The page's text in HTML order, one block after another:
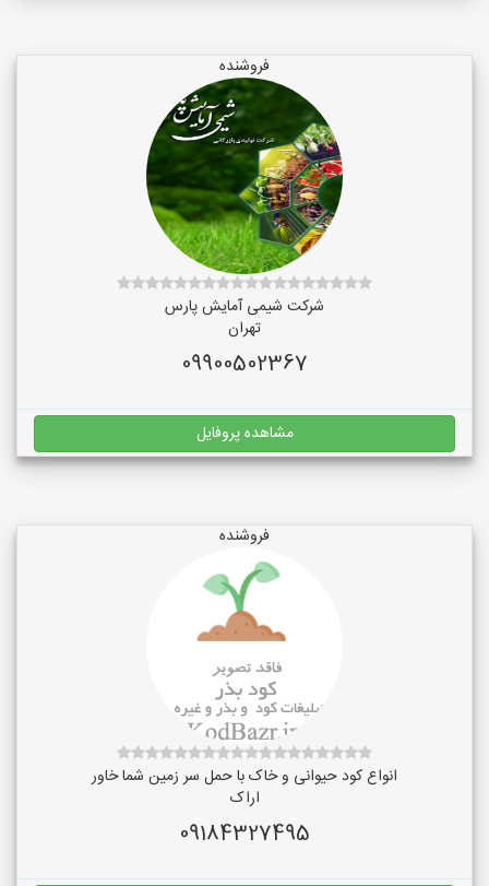
فروشنده
شرکت شیمی آمایش پارس
تهران
09900502367
مشاهده پروفایل
فروشنده
انواع کود حیوانی و خاک با حمل سر زمین شما خاور
اراک
09184327495